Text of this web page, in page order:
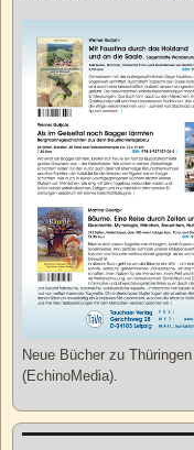
Neue Bücher zu
(EchinoMedia).